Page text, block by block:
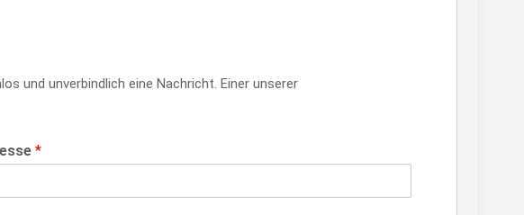
und unverbindlich eine Nachricht. Einer unserer
*